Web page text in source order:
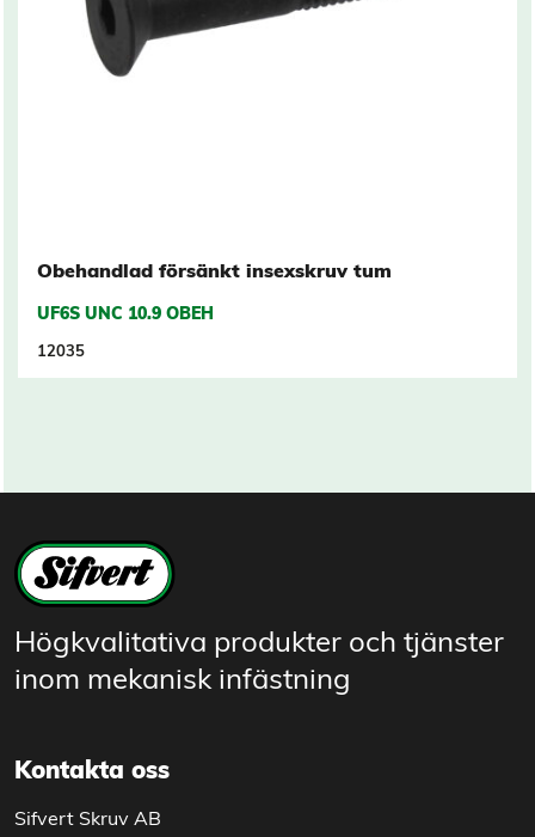
Obehandlad försänkt insexskruv tum
UF6S UNC 10.9 OBEH
12035
Högkvalitativa produkter och tjänster
inom mekanisk infästning
Kontakta oss
Sifvert Skruv AB